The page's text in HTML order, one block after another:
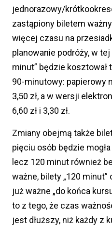
jednorazowy/
zastąpiony biletem
więcej czasu na
planowanie podróży, w
minut” będzie kosztował
90-minutowy: papierowy
3,50 zł, a w wersji
6,60 zł i 3,30 zł.
Zmiany obejmą także
pięciu osób będzie
lecz 120 minut również
ważne, bilety „120 minut”
już ważne „do końca
to z tego, że czas
jest dłuższy, niż każdy z